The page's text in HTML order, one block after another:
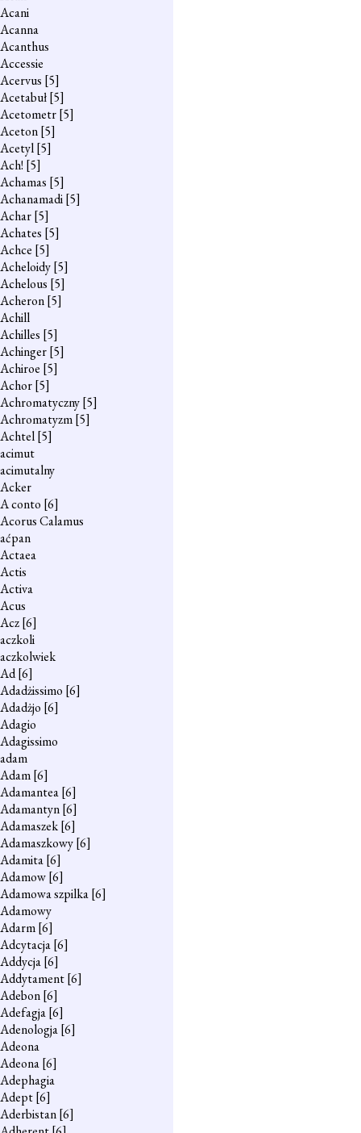
Acani
Acanna
Acanthus
Accessie
Acervus [5]
Acetabuł[5]
Acetometr[5]
Aceton[5]
Acetyl[5]
Ach! [5]
Achamas [5]
Achanamadi[5]
Achar[5]
Achates [5]
Achce [5]
Acheloidy[5]
Achelous [5]
Acheron[5]
Achill
Achilles [5]
Achinger[5]
Achiroe [5]
Achor[5]
Achromatyczny[5]
Achromatyzm[5]
Achtel[5]
acimut
acimutalny
Acker
A conto [6]
Acorus Calamus
aćpan
Actaea
Actis
Activa
Acus
Acz[6]
aczkoli
aczkolwiek
Ad[6]
Adadżissimo [6]
Adadżjo [6]
Adagio
Adagissimo
adam
Adam[6]
Adamantea[6]
Adamantyn[6]
Adamaszek[6]
Adamaszkowy[6]
Adamita[6]
Adamow[6]
Adamowa szpilka[6]
Adamowy
Adarm[6]
Adcytacja[6]
Addycja[6]
Addytament[6]
Adebon[6]
Adefagja[6]
Adenologja[6]
Adeona
Adeona[6]
Adephagia
Adept[6]
Aderbistan[6]